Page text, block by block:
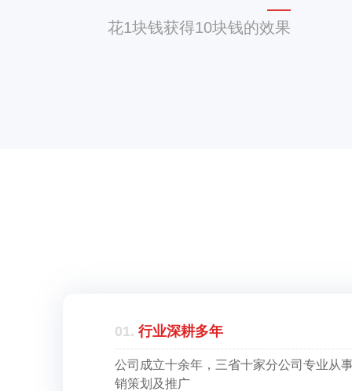
花1块钱获得10块钱的效果
01. 行业深耕多年
公司成立十余年，三省十家分公司专业从
销策划及推广